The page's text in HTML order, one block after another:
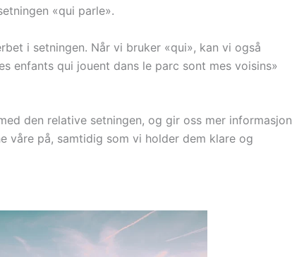
«qui parle».
i setningen. Når vi bruker «qui», kan vi også
enfants qui jouent dans le parc sont mes voisins»
den relative setningen, og gir oss mer informasjon
våre på, samtidig som vi holder dem klare og